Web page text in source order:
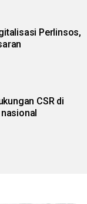
Perlinsos,
CSR di